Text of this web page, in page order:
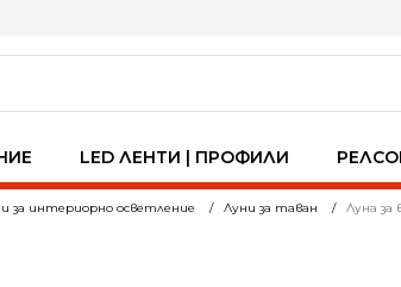
LED ЛЕНТИ | ПРОФИЛИ
за интериорно осветление Луни за таван Луна за